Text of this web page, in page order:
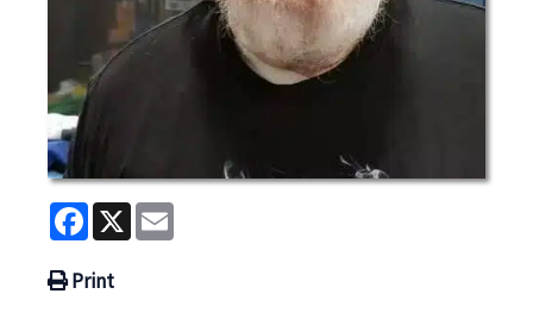
Facebook
X
Print